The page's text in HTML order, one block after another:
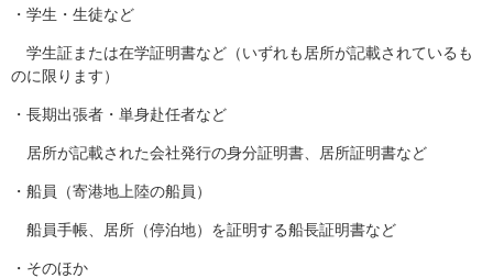
・学生・生徒など
学生証または在学証明書など（いずれも居所が記載されているも
のに限ります）
・長期出張者・単身赴任者など
居所が記載された会社発行の身分証明書、居所証明書など
・船員（寄港地上陸の船員）
船員手帳、居所（停泊地）を証明する船長証明書など
・そのほか